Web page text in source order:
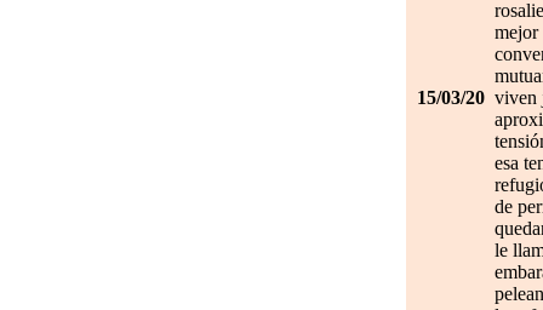
15/03/20
mejor
viven
esa
de
le